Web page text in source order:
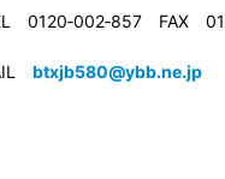
FAX
btxjb580@ybb.ne.jp